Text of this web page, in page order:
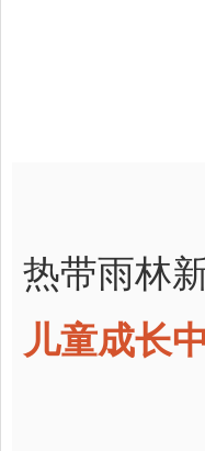
热带雨林
儿童成长